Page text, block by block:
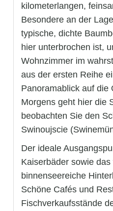
kilometerlangen,
Besondere an der
typische, dichte
hier unterbrochen ist,
Wohnzimmer im
aus der ersten Reihe
Panoramablick auf die
Morgens geht hier die
beobachten Sie den
Swinoujscie
Der ideale
Kaiserbäder sowie das
binnenseereiche
Schöne Cafés und
Fischverkaufsstände